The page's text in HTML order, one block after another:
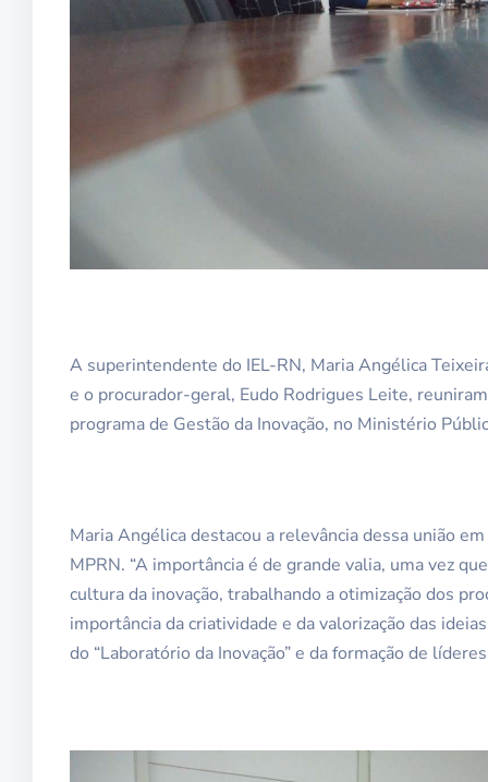
A superintendente do IEL-RN, Maria Angélica
e o procurador-geral, Eudo Rodrigues Leite,
programa de Gestão da Inovação, no Ministério
Maria Angélica destacou a relevância dessa união
MPRN. “A importância é de grande valia, uma vez
cultura da inovação, trabalhando a otimização dos
importância da criatividade e da valorização das
do “Laboratório da Inovação” e da formação de